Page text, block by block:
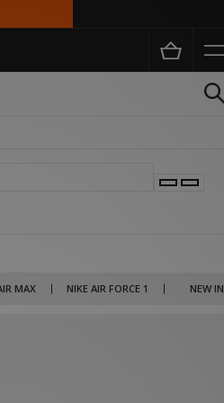
MAX NIKE AIR FORCE 1 NEW IN
Jordan tot lifestyle brands als Carhartt WIP,
die kunnen oplopen tot wel 50% korting.